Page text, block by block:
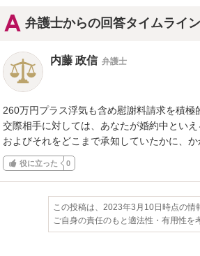
弁護士からの回答タイムライン
内藤 政信 弁護士
260万円プラス浮気も含め慰謝料請求を積極
交際相手に対しては、あなたが婚約中といえ
およびそれをどこまで承知していたかに、か
役に立った 0
この投稿は、2023年3月10日時点の情
ご自身の責任のもと適法性・有用性を